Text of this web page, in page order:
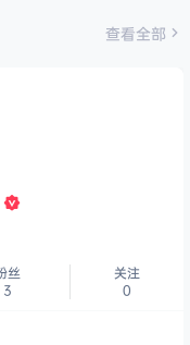
查看全部
丝
3
关注
0